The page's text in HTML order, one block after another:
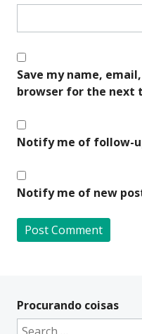
Save my name,
browser for the next
Notify me of follow-
Notify me of new
t
e
Procurando coisas
Search